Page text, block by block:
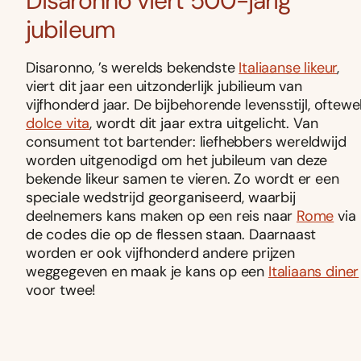
jubileum
Disaronno, ’s werelds bekendste Italiaanse likeur,
viert dit jaar een uitzonderlijk jubilieum van
vijfhonderd jaar. De bijbehorende levensstijl,
dolce vita, wordt dit jaar extra uitgelicht. Van
consument tot bartender: liefhebbers wereldwijd
worden uitgenodigd om het jubileum van deze
bekende likeur samen te vieren. Zo wordt er een
speciale wedstrijd georganiseerd, waarbij
deelnemers kans maken op een reis naar Rome via
de codes die op de flessen staan. Daarnaast
worden er ook vijfhonderd andere prijzen
weggegeven en maak je kans op een Italiaans diner
voor twee!